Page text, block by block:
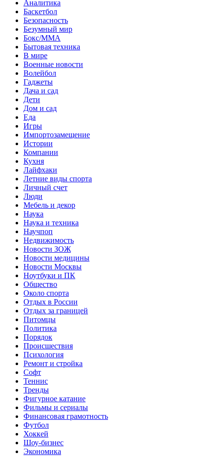
Аналитика
Баскетбол
Безопасность
Безумный мир
Бокс/MMA
Бытовая техника
В мире
Военные новости
Волейбол
Гаджеты
Дача и сад
Дети
Дом и сад
Еда
Игры
Импортозамещение
Истории
Компании
Кухня
Лайфхаки
Летние виды спорта
Личный счет
Люди
Мебель и декор
Наука
Наука и техника
Научпоп
Недвижимость
Новости ЗОЖ
Новости медицины
Новости Москвы
Ноутбуки и ПК
Общество
Около спорта
Отдых в России
Отдых за границей
Питомцы
Политика
Порядок
Происшествия
Психология
Ремонт и стройка
Софт
Теннис
Тренды
Фигурное катание
Фильмы и сериалы
Финансовая грамотность
Футбол
Хоккей
Шоу-бизнес
Экономика